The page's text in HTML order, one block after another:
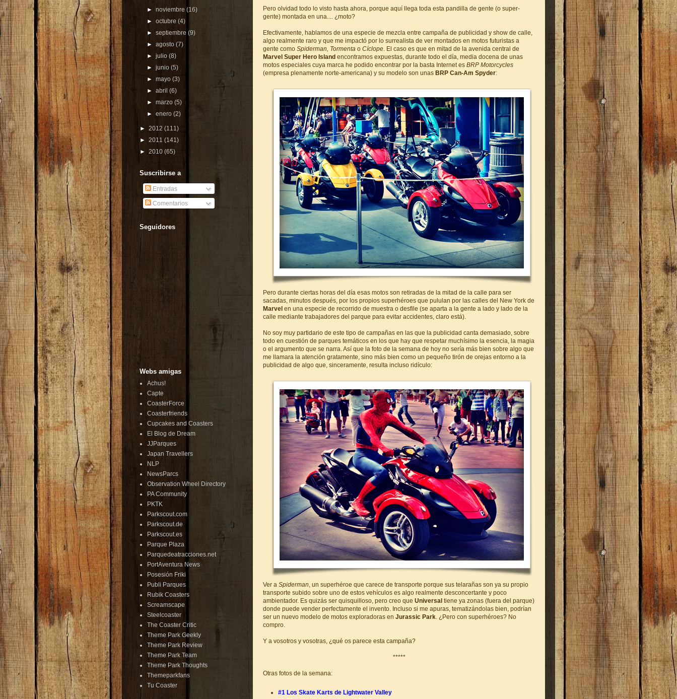
Pero olvidad todo lo visto hasta ahora, porque aquí llega toda esta pandilla de gente (o super-
gente) montada en una.... ¿moto?
Efectivamente, hablamos de una especie de mezcla entre campaña de publicidad y show de calle,
algo realmente raro y que me impactó por lo surrealista de ver montados en motos futuristas a
gente como Spiderman, Tormenta o Cíclope. El caso es que en mitad de la avenida central de
Marvel Super Hero Island encontramos expuestas, durante todo el día, media docena de unas
motos especiales cuya marca he podido encontrar por la basta Internet es BRP Motorcycles
(empresa plenamente norte-americana) y su modelo son unas BRP Can-Am Spyder:
Pero durante ciertas horas del día esas motos son retiradas de la mitad de la calle para ser
sacadas, minutos después, por los propios superhéroes que pululan por las calles del New York de
Marvel en una especie de recorrido de muestra o desfile (se aparta a la gente a lado y lado de la
calle mediante trabajadores del parque para evitar accidentes, claro está).
No soy muy partidario de este tipo de campañas en las que la publicidad canta demasiado, sobre
todo en cuestión de parques temáticos en los que hay que respetar muchísimo la esencia, la magia
o el argumento que se narra. Así que la foto de la semana de hoy no sería más bien sobre algo que
me llamara la atención gratamente, sino más bien como un pequeño tirón de orejas entorno a la
publicidad de algo que, sinceramente, resulta incluso ridículo:
Ver a Spiderman, un superhéroe que carece de transporte porque sus telarañas son ya su propio
transporte subido sobre uno de estos vehículos es algo realmente desconcertante y poco
ambientador. Es quizás ser quisquilloso, pero creo que Universal tiene ya zonas (fuera del parque)
donde puede vender perfectamente el invento. Incluso si me apuras, tematizándolas bien, podrían
ser un nuevo modelo de motos exploradoras en Jurassic Park. ¿Pero con superhéroes? No
compro.
Y a vosotros y vosotras, ¿qué os parece esta campaña?
*****
Otras fotos de la semana:
#1 Los Skate Karts de Lightwater Valley
►noviembre(16)
►octubre(4)
►septiembre(9)
►agosto(7)
►julio(8)
►junio(5)
►mayo(3)
►abril(6)
►marzo(5)
►enero(2)
► 2012 (111)
► 2011 (141)
► 2010 (65)
Suscribirse a
Entradas
Comentarios
Seguidores
Webs amigas
Achus!
Capte
CoasterForce
Coasterfriends
Cupcakes and Coasters
El Blog de Dream
JJParques
Japan Travellers
NLP
NewsParcs
Observation Wheel Directory
PA Community
PKTK
Parkscout.com
Parkscout.de
Parkscout.es
Parque Plaza
Parquedeatracciones.net
PortAventura News
Posesión Friki
Publi Parques
Rubik Coasters
Screamscape
Steelcoaster
The Coaster Critic
Theme Park Geekly
Theme Park Review
Theme Park Team
Theme Park Thoughts
Themeparkfans
Tu Coaster